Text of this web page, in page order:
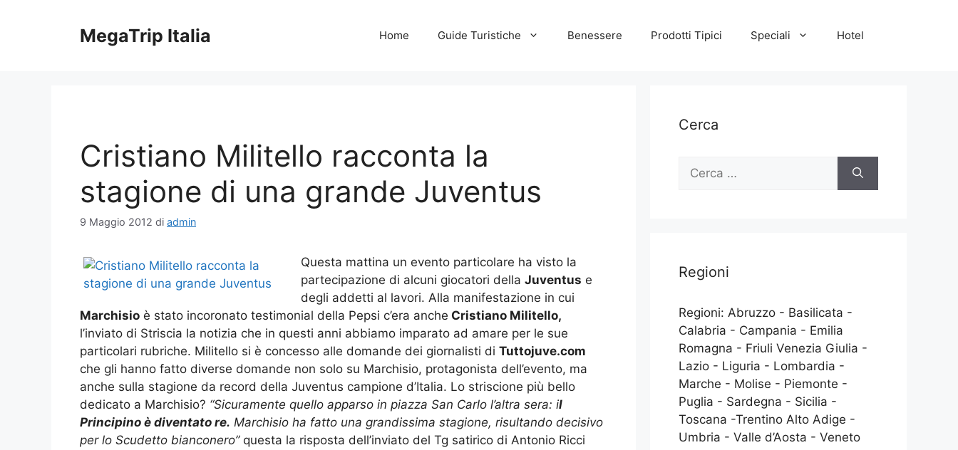
MegaTrip Italia Home Guide Turistiche Benessere Prodotti Tipici Speciali Hotel
Cristiano Militello racconta la
stagione di una grande Juventus
9 Maggio 2012 di admin
Questa mattina un evento particolare ha visto la
partecipazione di alcuni giocatori della Juventus e
degli addetti al lavori. Alla manifestazione in cui
Marchisio è stato incoronato testimonial della Pepsi c’era anche Cristiano Militello,
l’inviato di Striscia la notizia che in questi anni abbiamo imparato ad amare per le sue
particolari rubriche. Militello si è concesso alle domande dei giornalisti di Tuttojuve.com
che gli hanno fatto diverse domande non solo su Marchisio, protagonista dell’evento, ma
anche sulla stagione da record della Juventus campione d’Italia. Lo striscione più bello
dedicato a Marchisio? “Sicuramente quello apparso in piazza San Carlo l’altra sera: il
Principino è diventato re. Marchisio ha fatto una grandissima stagione, risultando decisivo
per lo Scudetto bianconero”questa la risposta dell’inviato del Tg satirico di Antonio Ricci
Cerca
Ricerca
Regioni
Regioni: Abruzzo - Basilicata -
Calabria - Campania - Emilia
Romagna - Friuli Venezia Giulia -
Lazio - Liguria - Lombardia -
Marche - Molise - Piemonte -
Puglia - Sardegna - Sicilia -
Toscana -Trentino Alto Adige -
Umbria - Valle d’Aosta - Veneto